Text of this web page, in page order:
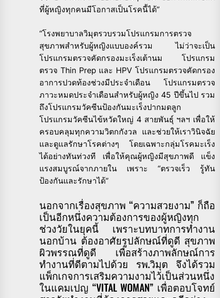
ที่ผู้หญิงทุกคนมีโอกาสเป็นโรคนี้ได้”
“โรงพยาบาลวิมุตรวบรวมโปรแกรมการตรวจ
สุขภาพสำหรับผู้หญิงแบบองค์รวม ไม่ว่าจะเป็น
โปรแกรมตรวจคัดกรองมะเร็งเต้านม โปรแกรม
ตรวจ Thin Prep และ HPV โปรแกรมตรวจคัดกรอง
อาการปวดท้องช่วงมีประจำเดือน โปรแกรมตรวจ
ภาวะหมดประจำเดือนสำหรับผู้หญิง 45 ปีขึ้นไป รวม
ถึงโปรแกรมวัคซีนป้องกันมะเร็งปากมดลูก
โปรแกรมวัคซีนไข้หวัดใหญ่ 4 สายพันธุ์ ฯลฯ เพื่อให้
ครอบคลุมทุกความวิตกกังวล และช่วยให้เราวินิจฉัย
และดูแลรักษาโรคต่างๆ โดยเฉพาะกลุ่มโรคมะเร็ง
ได้อย่างทันท่วงที เพื่อให้คุณผู้หญิงมีสุขภาพดี แข็ง
แรงสมบูรณ์จากภายใน เพราะ “ตรวจเร็ว รู้ทัน
ป้องกันและรักษาได้”
นอกจากเรื่องสุขภาพ “ความสวยงาม” ก็ถือ
เป็นอีกหนึ่งความต้องการของผู้หญิงทุก
ช่วงวัยในยุคนี้ เพราะบทบาทการทำงาน
นอกบ้าน ต้องอาศัยรูปลักษณ์ที่ดูดี สุขภาพ
ผิวพรรณที่ดูดี เพื่อสร้างภาพลักษณ์การ
ทำงานที่ดีตามไปด้วย รพ.วิมุต จึงได้รวม
แพ็กเกจการเสริมความงามไว้เป็นส่วนหนึ่ง
ในแคมเปญ “VITAL WOMAN” เพื่อตอบโจทย์